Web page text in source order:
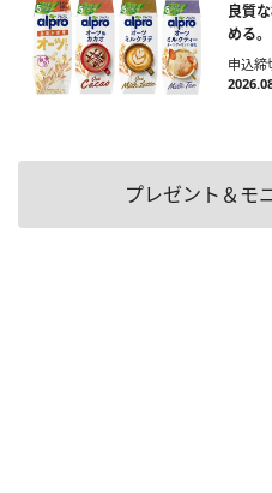
良質
める
申込締
プレゼント＆モ